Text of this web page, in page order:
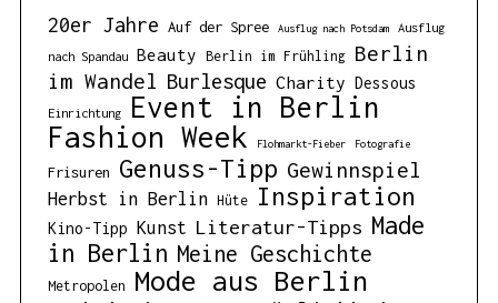
20er Jahre Auf der Spree Ausflug nach Potsdam
Ausflug
nach Spandau
Beauty Berlin im Frühling
Berlin
im Wandel Burlesque Charity Dessous
Einrichtung
Event in Berlin
Fashion Week
Flohmarkt-Fieber Fotografie
Frisuren Genuss-Tipp Gewinnspiel
Herbst in Berlin Hüte Inspiration
Kino-Tipp Kunst Literatur-Tipps Made
in Berlin Meine Geschichte
Metropolen Mode aus Berlin